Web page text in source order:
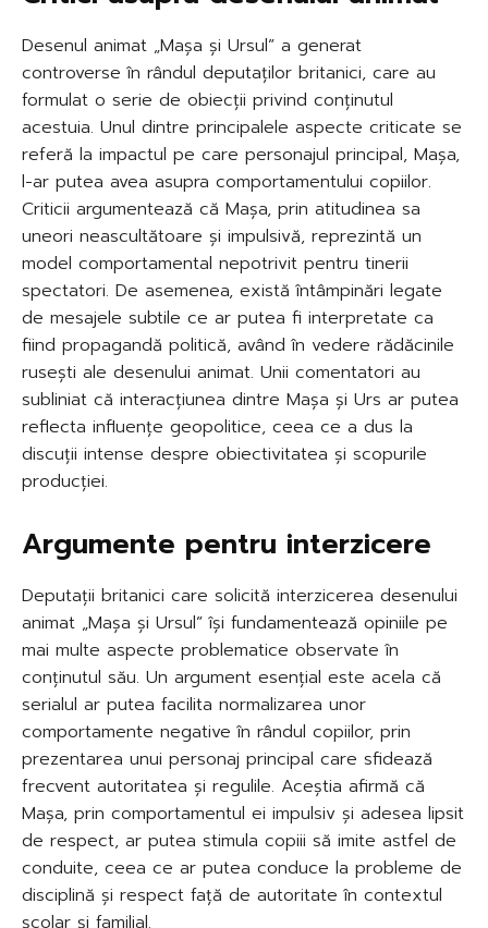
Desenul animat „Mașa și Ursul” a generat
controverse în rândul deputaților britanici, care au
formulat o serie de obiecții privind conținutul
acestuia. Unul dintre principalele aspecte criticate se
referă la impactul pe care personajul principal, Mașa,
l-ar putea avea asupra comportamentului copiilor.
Criticii argumentează că Mașa, prin atitudinea sa
uneori neascultătoare și impulsivă, reprezintă un
model comportamental nepotrivit pentru tinerii
spectatori. De asemenea, există întâmpinări legate
de mesajele subtile ce ar putea fi interpretate ca
fiind propagandă politică, având în vedere rădăcinile
rusești ale desenului animat. Unii comentatori au
subliniat că interacțiunea dintre Mașa și Urs ar putea
reflecta influențe geopolitice, ceea ce a dus la
discuții intense despre obiectivitatea și scopurile
producției.
Argumente pentru interzicere
Deputații britanici care solicită interzicerea desenului
animat „Mașa și Ursul” își fundamentează opiniile pe
mai multe aspecte problematice observate în
conținutul său. Un argument esențial este acela că
serialul ar putea facilita normalizarea unor
comportamente negative în rândul copiilor, prin
prezentarea unui personaj principal care sfidează
frecvent autoritatea și regulile. Aceștia afirmă că
Mașa, prin comportamentul ei impulsiv și adesea lipsit
de respect, ar putea stimula copiii să imite astfel de
conduite, ceea ce ar putea conduce la probleme de
disciplină și respect față de autoritate în contextul
școlar și familial.